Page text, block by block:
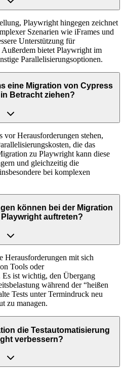
Playwright hingegen zeichnet
Szenarien wie iFrames und
Unterstützung für
bietet Playwright im
Parallelisierungsoptionen.
eine Migration von Cypress
Betracht ziehen?
Herausforderungen stehen,
die das
zu Playwright kann diese
und gleichzeitig die
bei komplexen
können bei der Migration
auftreten?
Herausforderungen mit sich
Tools oder
Es ist wichtig, den Übergang
während der “heißen
Tests unter Termindruck neu
zu managen.
die Testautomatisierung
verbessern?